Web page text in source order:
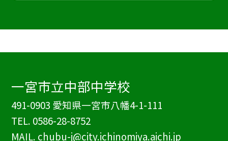
一宮市立中部中学校
491-0903 愛知県一宮市八幡4-1-111
TEL. 0586-28-8752
MAIL. chubu-j@city.ichinomiya.aichi.jp